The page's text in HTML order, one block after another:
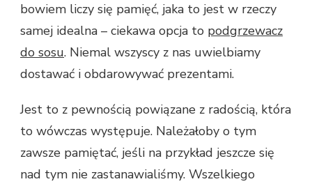
bowiem liczy się pamięć, jaka to jest w rzeczy
samej idealna – ciekawa opcja to podgrzewacz
do sosu. Niemal wszyscy z nas uwielbiamy
dostawać i obdarowywać prezentami.
Jest to z pewnością powiązane z radością, która
to wówczas występuje. Należałoby o tym
zawsze pamiętać, jeśli na przykład jeszcze się
nad tym nie zastanawialiśmy. Wszelkiego